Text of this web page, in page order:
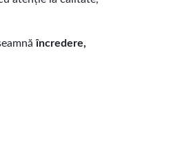
încredere,